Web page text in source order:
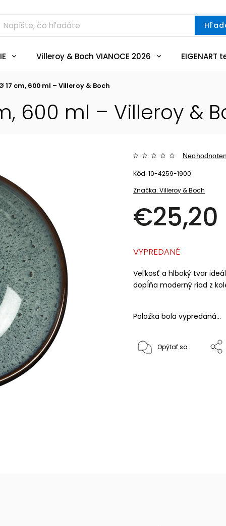
Villeroy & Boch VIANOCE 2026 EIGENART
17 cm, 600 ml – Villeroy & Boch
600 ml – Villeroy &
Značka:Villeroy & Boch
€25,20
Kód: 10-4259-1900
Veľkosť a hlboký tvar
dopĺňa moderný riad z
Položka bola vypredaná…
VYPREDANÉ
Opýtať sa